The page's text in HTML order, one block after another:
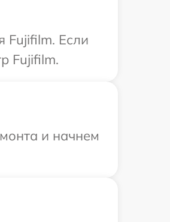
Fujifilm. Если
Fujifilm.
и начнем